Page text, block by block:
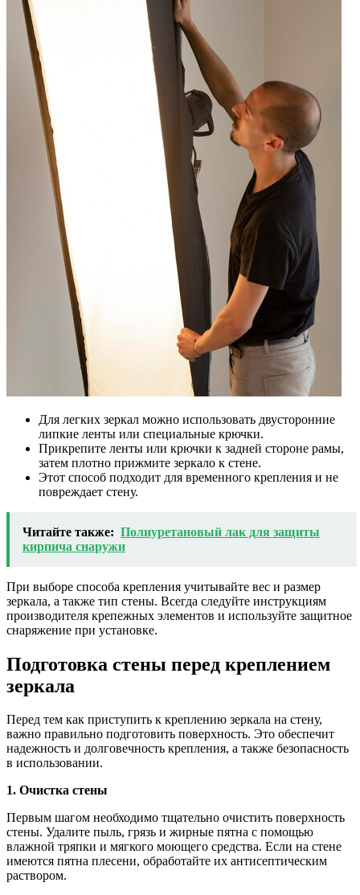
Для легких зеркал можно использовать двусторонние
липкие ленты или специальные крючки.
Прикрепите ленты или крючки к задней стороне рамы,
затем плотно прижмите зеркало к стене.
Этот способ подходит для временного крепления и не
повреждает стену.
Читайте также: Полиуретановый лак для защиты
кирпича снаружи
При выборе способа крепления учитывайте вес и размер
зеркала, а также тип стены. Всегда следуйте инструкциям
производителя крепежных элементов и используйте защитное
снаряжение при установке.
Подготовка стены перед креплением
зеркала
Перед тем как приступить к креплению зеркала на стену,
важно правильно подготовить поверхность. Это обеспечит
надежность и долговечность крепления, а также безопасность
в использовании.
1. Очистка стены
Первым шагом необходимо тщательно очистить поверхность
стены. Удалите пыль, грязь и жирные пятна с помощью
влажной тряпки и мягкого моющего средства. Если на стене
имеются пятна плесени, обработайте их антисептическим
раствором.